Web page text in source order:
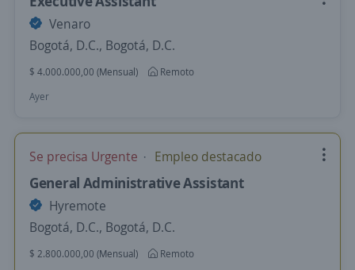
Venaro
Bogotá, D.C., Bogotá, D.C.
$ 4.000.000,00 (Mensual)
Remoto
Ayer
Se precisa Urgente Empleo destacado
General Administrative Assistant
Hyremote
Bogotá, D.C., Bogotá, D.C.
$ 2.800.000,00 (Mensual) Remoto